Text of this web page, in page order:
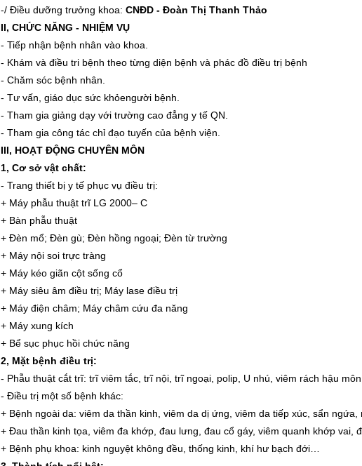
-/ Điều dưỡng trưởng khoa: CNĐD - Đoàn Thị Thanh Thảo
II, CHỨC NĂNG - NHIỆM VỤ
- Tiếp nhận bệnh nhân vào khoa.
- Khám và điều tri bệnh theo từng diện bệnh và phác đồ điều trị bệnh
- Chăm sóc bệnh nhân.
- Tư vấn, giáo dục sức khỏengười bệnh.
- Tham gia giảng dạy với trường cao đẳng y tế QN.
- Tham gia công tác chỉ đạo tuyến của bệnh viện.
III, HOẠT ĐỘNG CHUYÊN MÔN
1, Cơ sở vật chất:
- Trang thiết bị y tế phục vụ điều trị:
+ Máy phẫu thuật trĩ LG 2000– C
+ Bàn phẫu thuật
+ Đèn mổ; Đèn gù; Đèn hồng ngoại; Đèn từ trường
+ Máy nội soi trực tràng
+ Máy kéo giãn cột sống cổ
+ Máy siêu âm điều trị; Máy lase điều trị
+ Máy điện châm; Máy châm cứu đa năng
+ Máy xung kích
+ Bể sục phục hồi chức năng
2, Mặt bệnh điều trị:
- Phẫu thuật cắt trĩ: trĩ viêm tắc, trĩ nội, trĩ ngoại, polip, U nhú, viêm rách hậu
- Điều trị một số bệnh khác:
+ Bệnh ngoài da: viêm da thần kinh, viêm da dị ứng, viêm da tiếp xúc, sẩn ngứa,
+ Đau thần kinh tọa, viêm đa khớp, đau lưng, đau cổ gáy, viêm quanh khớp vai,
+ Bệnh phụ khoa: kinh nguyệt không đều, thống kinh, khí hư bạch đới…